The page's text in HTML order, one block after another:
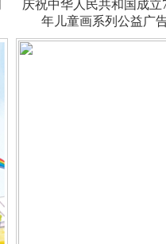
庆祝中华人民共和国成立
年儿童画系列公益广